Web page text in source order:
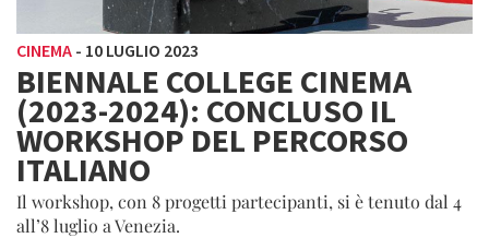
CINEMA - 10 LUGLIO 2023
BIENNALE COLLEGE CINEMA
(2023-2024): CONCLUSO IL
WORKSHOP DEL PERCORSO
ITALIANO
Il workshop, con 8 progetti partecipanti, si è tenuto dal 4
all’8 luglio a Venezia.